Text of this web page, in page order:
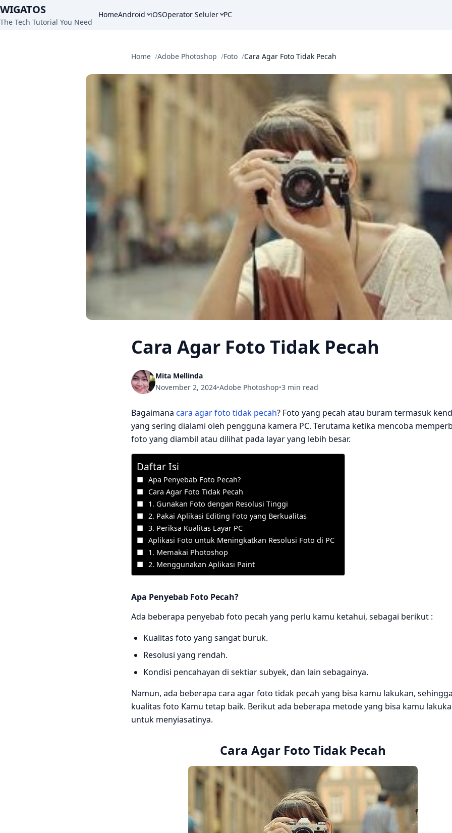
WIGATOS
The Tech Tutorial You Need
HomeAndroid iOSOperator Seluler PC
Home Adobe Photoshop Foto Cara Agar Foto Tidak Pecah
Cara Agar Foto Tidak Pecah
Mita Mellinda
November 2, 2024•Adobe Photoshop•3 min read
Bagaimana cara agar foto tidak pecah? Foto yang pecah atau buram termasuk
yang sering dialami oleh pengguna kamera PC. Terutama ketika mencoba
foto yang diambil atau dilihat pada layar yang lebih besar.
Daftar Isi
Apa Penyebab Foto Pecah?
Cara Agar Foto Tidak Pecah
1. Gunakan Foto dengan Resolusi Tinggi
2. Pakai Aplikasi Editing Foto yang Berkualitas
3. Periksa Kualitas Layar PC
Aplikasi Foto untuk Meningkatkan Resolusi Foto di PC
1. Memakai Photoshop
2. Menggunakan Aplikasi Paint
Apa Penyebab Foto Pecah?
Ada beberapa penyebab foto pecah yang perlu kamu ketahui, sebagai berikut :
Kualitas foto yang sangat buruk.
Resolusi yang rendah.
Kondisi pencahayan di sektiar subyek, dan lain sebagainya.
Namun, ada beberapa cara agar foto tidak pecah yang bisa kamu lakukan,
kualitas foto Kamu tetap baik. Berikut ada beberapa metode yang bisa kamu
untuk menyiasatinya.
Cara Agar Foto Tidak Pecah